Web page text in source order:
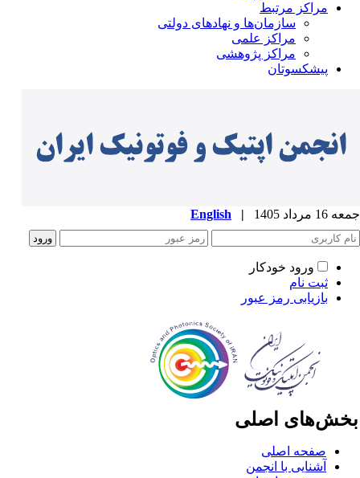
مراکز مرتبط
سازمان‌ها و نهادهای دولتی
مراکز علمی
مراکز پژوهشی
پیشکسوتان
مرداد 1405 |
English
ورود خودکار
ثبت نام
بازیابی رمز عبور
اصلی
صفحه اصلی
آشنایی با انجمن